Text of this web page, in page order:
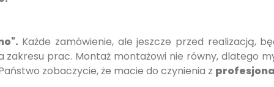
Każde zamówienie, ale jeszcze przed realizacją,
zakresu prac. Montaż montażowi nie równy, dlatego
zobaczycie, że macie do czynienia z